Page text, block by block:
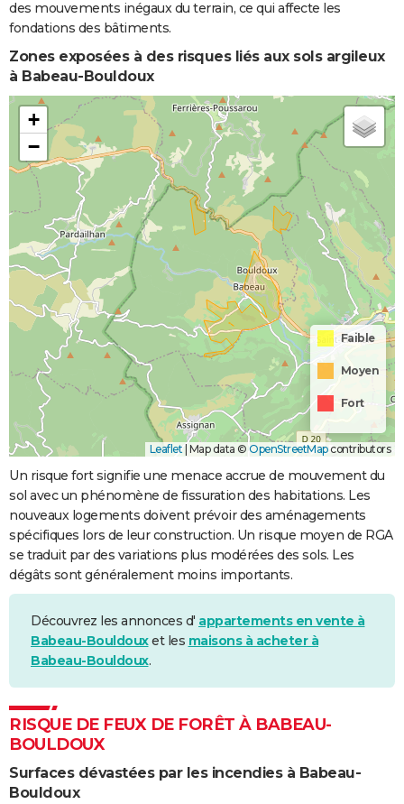
des mouvements inégaux du terrain, ce qui affecte les
fondations des bâtiments.
Zones exposées à des risques liés aux sols argileux
à Babeau-Bouldoux
+
−
Faible
Moyen
Fort
Leaflet Map data © OpenStreetMapcontributors
Un risque fort signifie une menace accrue de mouvement du
sol avec un phénomène de fissuration des habitations. Les
nouveaux logements doivent prévoir des aménagements
spécifiques lors de leur construction. Un risque moyen de RGA
se traduit par des variations plus modérées des sols. Les
dégâts sont généralement moins importants.
Découvrez les annonces d' appartements en vente à
Babeau-Bouldouxet les maisons à acheter à
Babeau-Bouldoux.
RISQUE DE FEUX DE FORÊT À BABEAU-
BOULDOUX
Surfaces dévastées par les incendies à Babeau-
Bouldoux